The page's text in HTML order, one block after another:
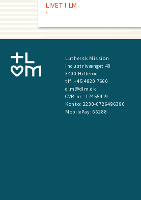
LIVET I LM
Luthersk Mission
Industrivænget 40
3400 Hillerød
tlf. +45 4820 7660
dlm@dlm.dk
CVR-nr.: 17455419
​Konto: 2230-0726496390
MobilePay:66288